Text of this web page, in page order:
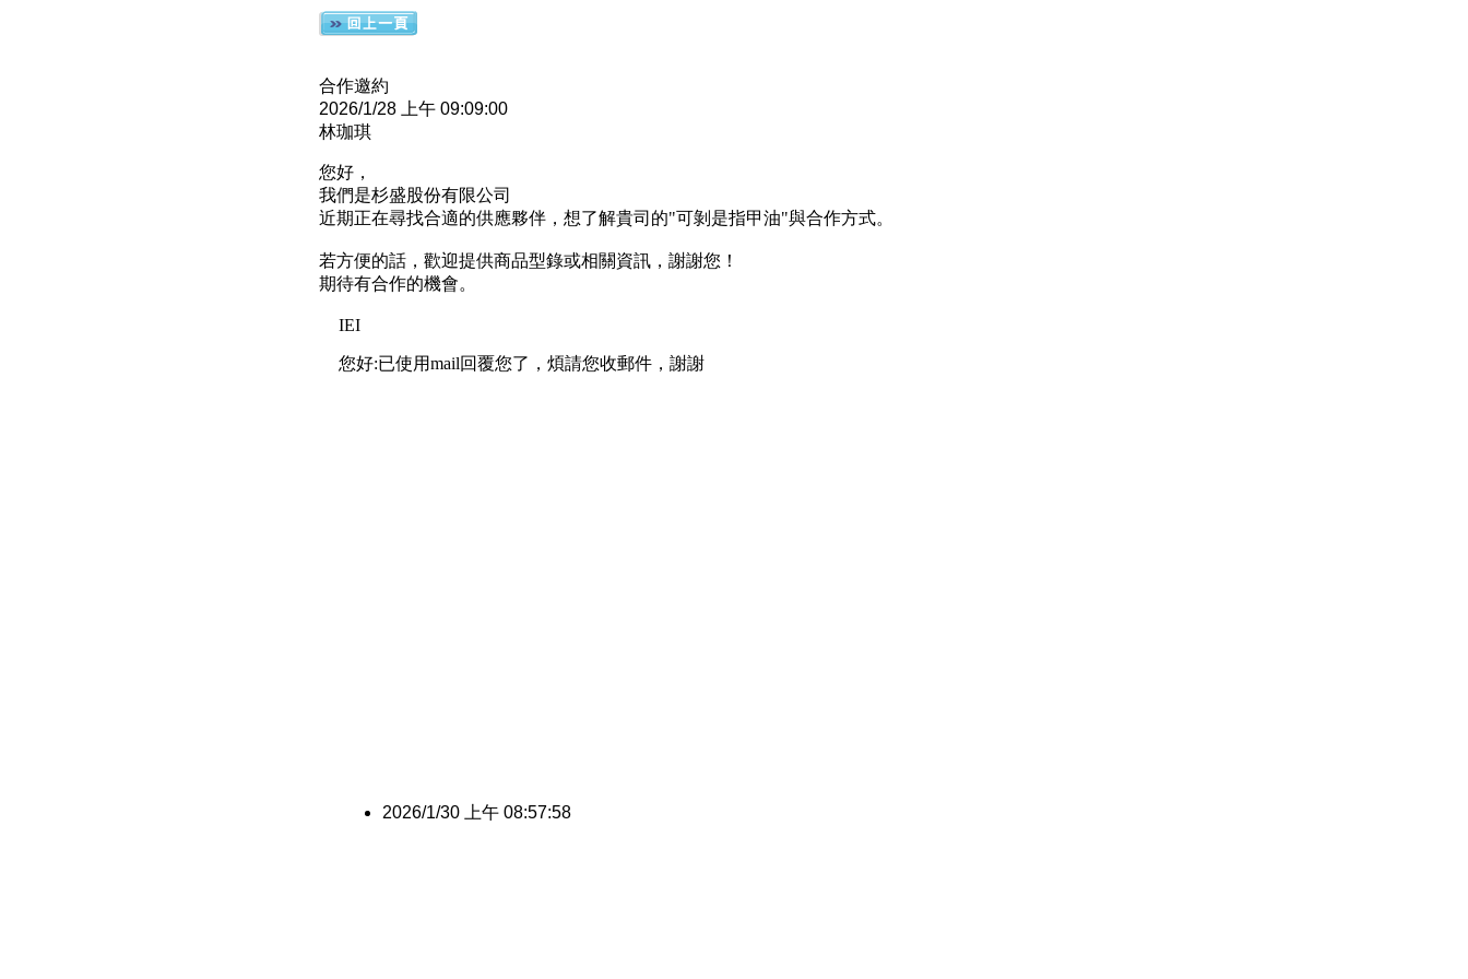
合作邀約
2026/1/28 上午 09:09:00
林珈琪
您好，
我們是杉盛股份有限公司
近期正在尋找合適的供應夥伴，想了解貴司的"可剝是指甲油"與合作方式。
若方便的話，歡迎提供商品型錄或相關資訊，謝謝您！
期待有合作的機會。
IEI
您好:已使用mail回覆您了，煩請您收郵件，謝謝
2026/1/30 上午 08:57:58